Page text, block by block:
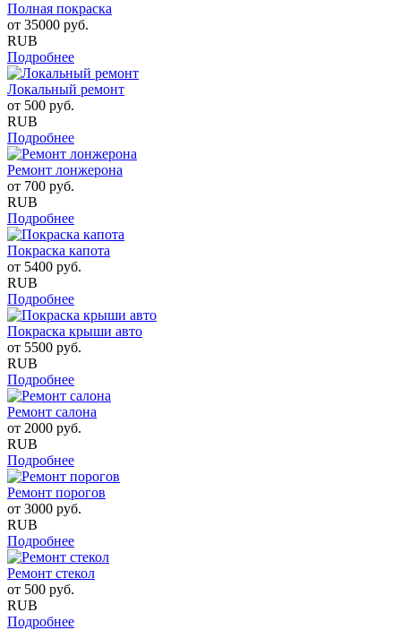
Полная покраска
от 35000 руб.
RUB
Подробнее
Локальный ремонт
от 500 руб.
RUB
Подробнее
Ремонт лонжерона
от 700 руб.
RUB
Подробнее
Покраска капота
от 5400 руб.
RUB
Подробнее
Покраска крыши авто
от 5500 руб.
RUB
Подробнее
Ремонт салона
от 2000 руб.
RUB
Подробнее
Ремонт порогов
от 3000 руб.
RUB
Подробнее
Ремонт стекол
от 500 руб.
RUB
Подробнее